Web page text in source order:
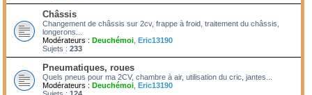
Châssis
Changement de châssis sur 2cv, frappe à froid, traitement du châssis,
longerons...
Modérateurs : Deuchémoi Eric13190
Sujets : 233
Pneumatiques, roues
Quels pneus pour ma 2CV, chambre à air, utilisation du cric, jantes...
Modérateurs : Deuchémoi Eric13190